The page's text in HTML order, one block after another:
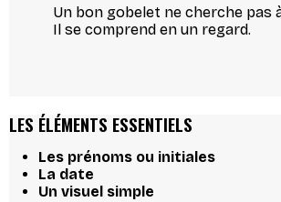
Un bon gobelet ne cherche pas
Il se comprend en un regard.
LES ÉLÉMENTS ESSENTIELS
Les prénoms ou initiales
La date
Un visuel simple